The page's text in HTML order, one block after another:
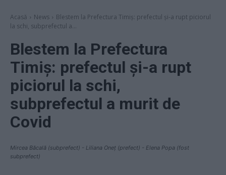
Acasă News
Blestem la Prefectura Timiș: prefectul și-a rupt piciorul
la schi, subprefectul a...
Blestem la Prefectura
Timiș: prefectul și-a rupt
piciorul la schi,
subprefectul a murit de
Covid
Mircea Băcală (subprefect) - Liliana Oneț (prefect) - Elena Popa (fost
subprefect)